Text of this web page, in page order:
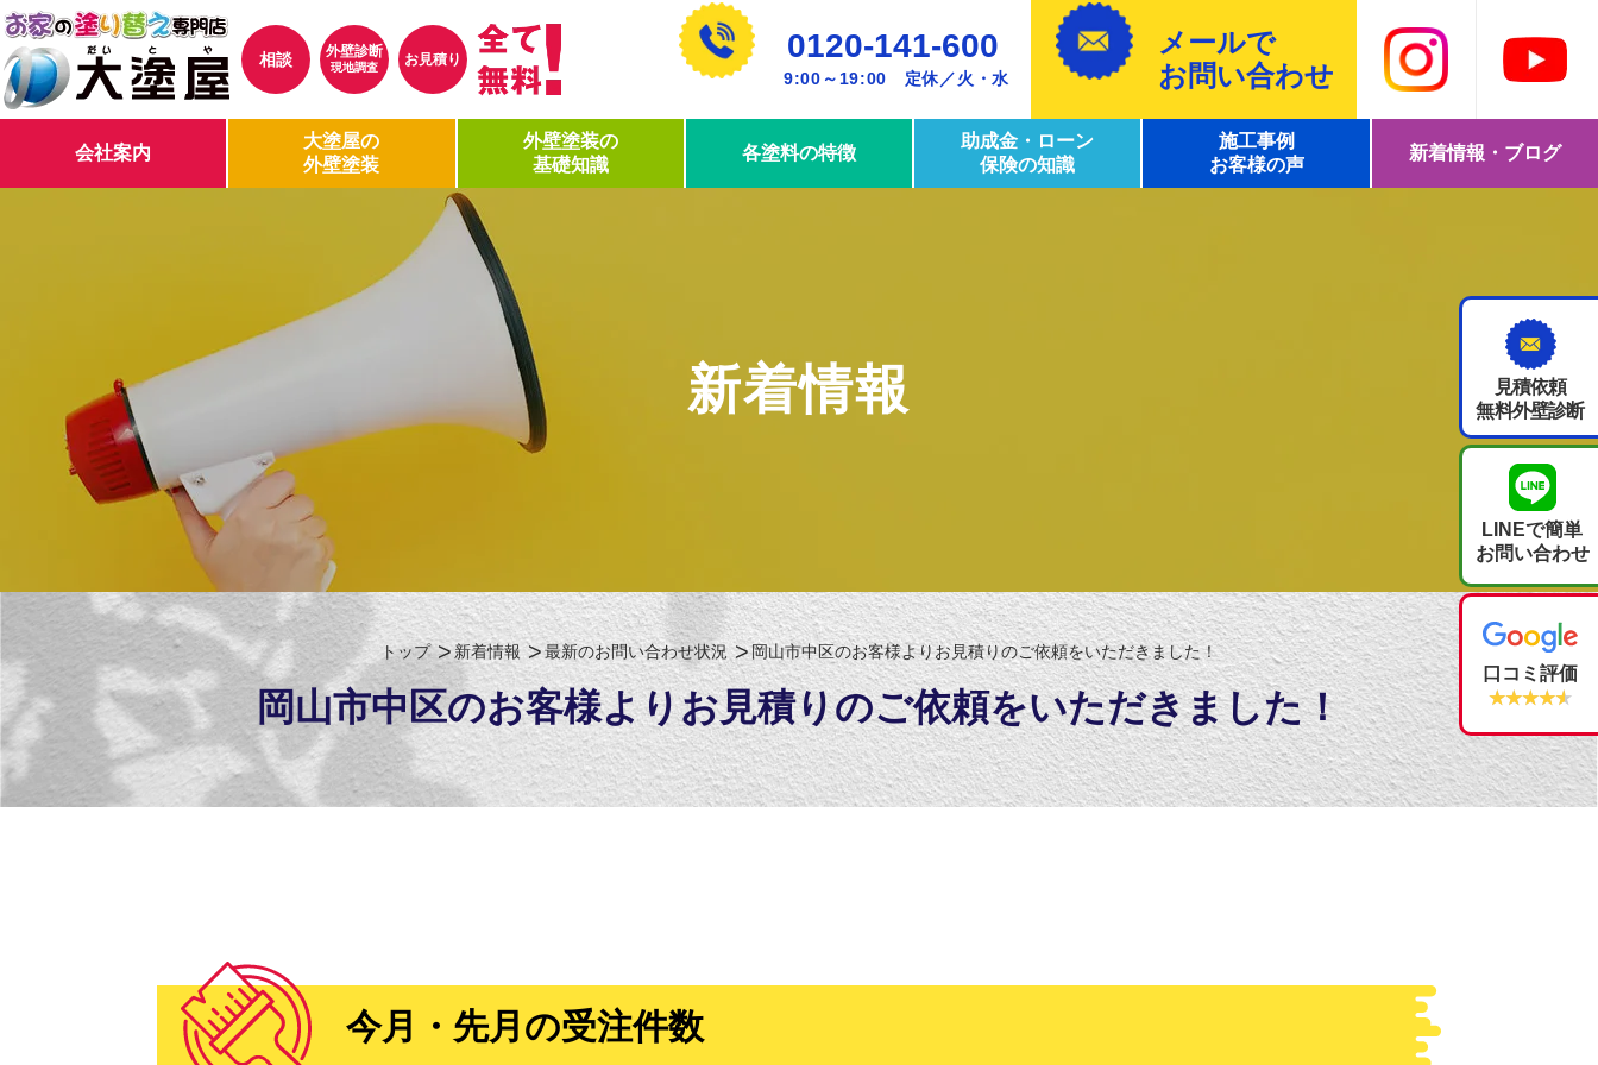
相談 外壁診断
現地調査 お見積り 0120-141-600
9:00～19:00 定休／火・水
メールで
お問い合わせ
会社案内
大塗屋の
外壁塗装
外壁塗装の
基礎知識
各塗料の特徴
助成金・ローン
保険の知識
施工事例
お客様の声
新着情報・ブログ
新着情報
トップ 新着情報 最新のお問い合わせ状況 岡山市中区のお客様よりお見積りのご依頼をいただきました！
岡山市中区のお客様よりお見積りのご依頼をいただきました！
今月・先月の受注件数
見積依頼
無料外壁診断
LINEで簡単
お問い合わせ
口コミ評価
★★★★★
★★★★★